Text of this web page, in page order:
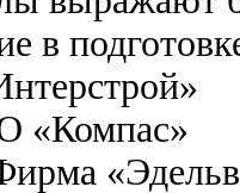
в
«Компас»